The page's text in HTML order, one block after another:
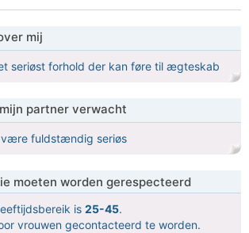
mij
seriøst forhold der kan føre til ægteskab
partner verwacht
være fuldstændig seriøs
moeten worden gerespecteerd
is 25-45.
vrouwen gecontacteerd te worden.